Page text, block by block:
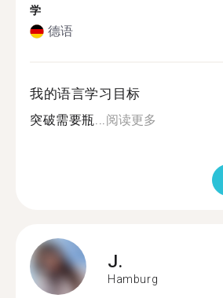
学
德语
我的语言学习目标
突破需要瓶...阅读更多
J.
Hamburg